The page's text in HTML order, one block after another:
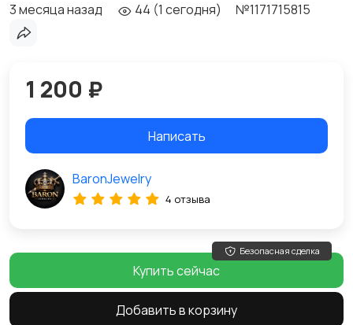
3 месяца назад 44 (1 сегодня) №1171715815
1 200 ₽
Написать
BaronJewelry
4 отзыва
Безопасная сделка
Купить сейчас
Добавить в корзину